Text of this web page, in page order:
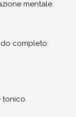
mentale.
completo:
tonico.